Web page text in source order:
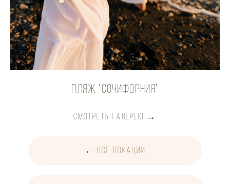
пляж "Сочифорния"
СМОТРЕТЬ ГАЛЕРЕЮ →
← все локации